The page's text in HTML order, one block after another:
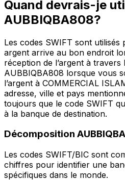
Quand devrais-je
AUBBIQBA808?
Les codes SWIFT sont
argent arrive au bon endroit
réception de l’argent à
AUBBIQBA808 lorsque vous
l’argent à COMMERCIAL
adresse, ville et pays
toujours que le code SWIFT
à la banque de destination.
Décomposition
Les codes SWIFT/BIC sont
chiffres pour identifier une
spécifiques dans le monde.